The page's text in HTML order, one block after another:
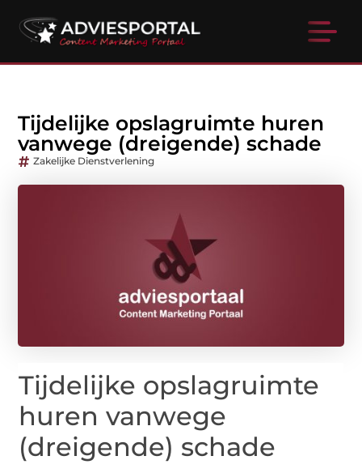
Tijdelijke opslagruimte huren
vanwege (dreigende) schade
Zakelijke Dienstverlening
Tijdelijke opslagruimte
huren vanwege
(dreigende) schade